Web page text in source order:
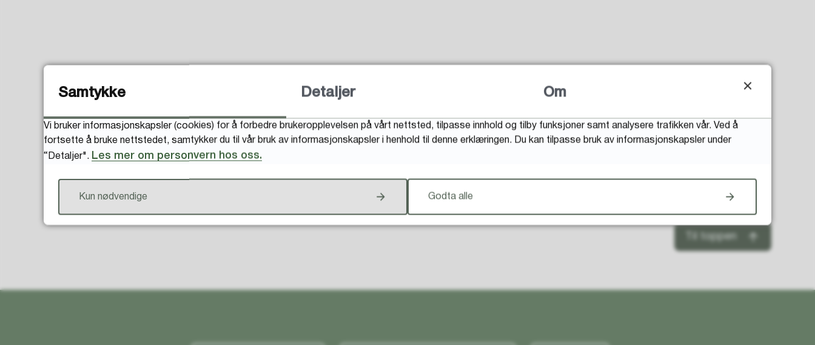
Fant du det du lette etter?
Samtykke Detaljer Om
Vi bruker informasjonskapsler (cookies) for å forbedre brukeropplevelsen på vårt nettsted, tilpasse innhold og tilby funksjoner samt analysere trafikken vår. Ved å
fortsette å bruke nettstedet, samtykker du til vår bruk av informasjonskapsler i henhold til denne erklæringen. Du kan tilpasse bruk av informasjonskapsler under
“Detaljer". Les mer om personvern hos oss.
Kun nødvendige Godta alle